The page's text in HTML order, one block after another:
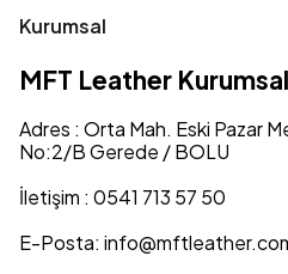
Kurumsal
MFT Leather Kurumsal
Adres : Orta Mah. Eski Pazar
No:2/B Gerede / BOLU
İletişim : 0541 713 57 50
E-Posta: